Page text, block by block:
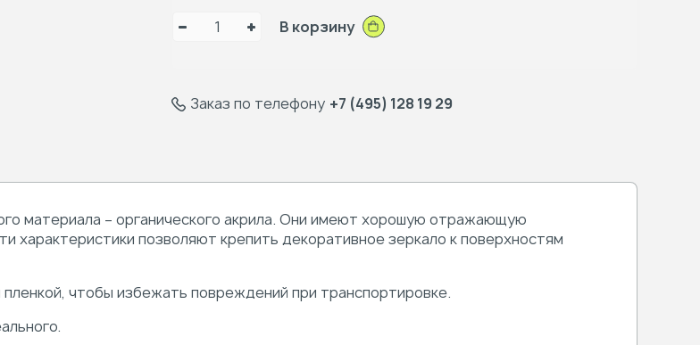
В корзину
Заказ по телефону +7 (495) 128 19 29
материала – органического акрила. Они имеют хорошую отражающую
характеристики позволяют крепить декоративное зеркало к поверхностям
чтобы избежать повреждений при транспортировке.